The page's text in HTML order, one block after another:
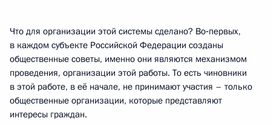
Что для организации этой системы сделано? Во‑первых,
в каждом субъекте Российской Федерации созданы
общественные советы, именно они являются механизмом
проведения, организации этой работы. То есть чиновники
в этой работе, в её начале, не принимают участия – только
общественные организации, которые представляют
интересы граждан.